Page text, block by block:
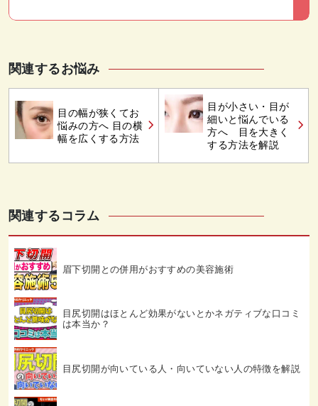
関連するお悩み
目の幅が狭くてお
悩みの方へ 目の横
幅を広くする方法
目が小さい・目が
細いと悩んでいる
方へ 目を大きく
する方法を解説
関連するコラム
眉下切開との併用がおすすめの美容施術
目尻切開はほとんど効果がないとかネガティブな口コミ
は本当か？
目尻切開が向いている人・向いていない人の特徴を解説